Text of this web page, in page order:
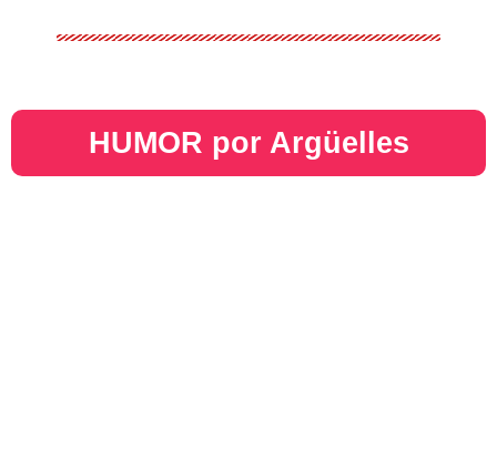
HUMOR por Argüelles​